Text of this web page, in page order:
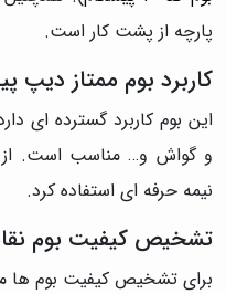
پارچه از پشت کار است.
کاربرد بوم ممتاز دیپ
این بوم کاربرد گسترده ای
و گواش و… مناسب است. از
نیمه حرفه ای استفاده کرد.
تشخیص کیفیت بوم
برای تشخیص کیفیت بوم ها